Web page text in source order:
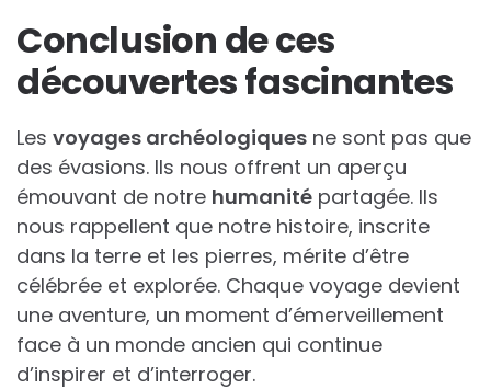
Conclusion de ces
découvertes fascinantes
Les voyages archéologiques ne sont pas que
des évasions. Ils nous offrent un aperçu
émouvant de notre humanité partagée. Ils
nous rappellent que notre histoire, inscrite
dans la terre et les pierres, mérite d’être
célébrée et explorée. Chaque voyage devient
une aventure, un moment d’émerveillement
face à un monde ancien qui continue
d’inspirer et d’interroger.